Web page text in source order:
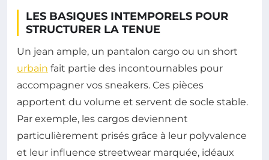
LES BASIQUES INTEMPORELS POUR
STRUCTURER LA TENUE
Un jean ample, un pantalon cargo ou un short
urbain fait partie des incontournables pour
accompagner vos sneakers. Ces pièces
apportent du volume et servent de socle stable.
Par exemple, les cargos deviennent
particulièrement prisés grâce à leur polyvalence
et leur influence streetwear marquée, idéaux